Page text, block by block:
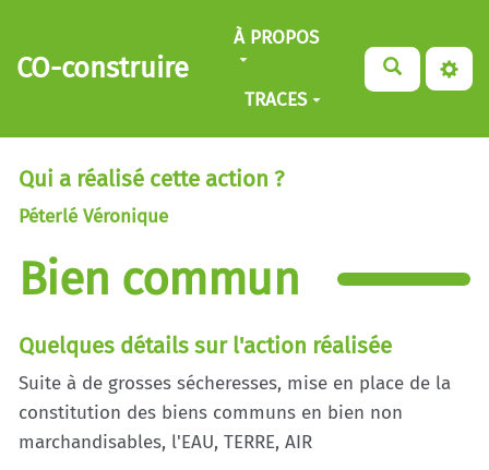
Aller au contenu principal
CO-construire
À PROPOS
TRACES
Qui a réalisé cette action ?
Péterlé Véronique
Bien commun
Quelques détails sur l'action réalisée
Suite à de grosses sécheresses, mise en place de la
constitution des biens communs en bien non
marchandisables, l'EAU, TERRE, AIR